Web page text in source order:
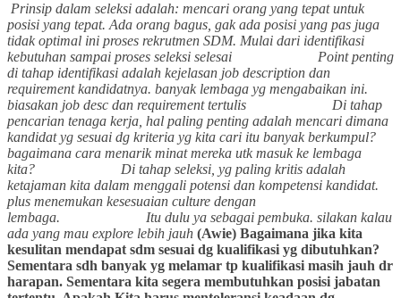
Prinsip dalam seleksi adalah: mencari orang yang tepat untuk
posisi yang tepat. Ada orang bagus, gak ada posisi yang pas juga
tidak optimal ini proses rekrutmen SDM. Mulai dari identifikasi
kebutuhan sampai proses seleksi selesai Point penting
di tahap identifikasi adalah kejelasan job description dan
requirement kandidatnya. banyak lembaga yg mengabaikan ini.
biasakan job desc dan requirement tertulis Di tahap
pencarian tenaga kerja, hal paling penting adalah mencari dimana
kandidat yg sesuai dg kriteria yg kita cari itu banyak berkumpul?
bagaimana cara menarik minat mereka utk masuk ke lembaga
kita? Di tahap seleksi, yg paling kritis adalah
ketajaman kita dalam menggali potensi dan kompetensi kandidat.
plus menemukan kesesuaian culture dengan
lembaga. Itu dulu ya sebagai pembuka. silakan kalau
ada yang mau explore lebih jauh (Awie) Bagaimana jika kita
kesulitan mendapat sdm sesuai dg kualifikasi yg dibutuhkan?
Sementara sdh banyak yg melamar tp kualifikasi masih jauh dr
harapan. Sementara kita segera membutuhkan posisi jabatan